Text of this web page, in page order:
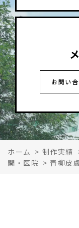
お問い
ホーム > 制作実績
関・医院 >青柳皮